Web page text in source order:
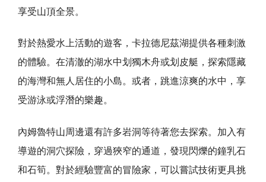
享受山頂全景。
對於熱愛水上活動的遊客，卡拉德尼茲湖提供各種刺激
的體驗。在清澈的湖水中划獨木舟或划皮艇，探索隱藏
的海灣和無人居住的小島。或者，跳進涼爽的水中，享
受游泳或浮潛的樂趣。
內姆魯特山周邊還有許多岩洞等待著您去探索。加入有
導遊的洞穴探險，穿過狹窄的通道，發現閃爍的鐘乳石
和石筍。對於經驗豐富的冒險家，可以嘗試技術更具挑